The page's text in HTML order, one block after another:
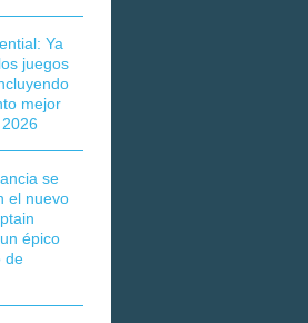
Ya
juegos
mejor
se
el nuevo
épico
de